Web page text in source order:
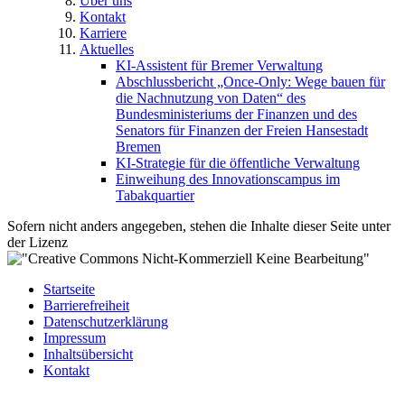
Kontakt
Karriere
Aktuelles
KI-Assistent für Bremer Verwaltung
Abschlussbericht „Once-Only: Wege bauen für
die Nachnutzung von Daten“ des
Bundesministeriums der Finanzen und des
Senators für Finanzen der Freien Hansestadt
Bremen
KI-Strategie für die öffentliche Verwaltung
Einweihung des Innovationscampus im
Tabakquartier
Sofern nicht anders angegeben, stehen die Inhalte dieser Seite unter
der Lizenz
Startseite
Barrierefreiheit
Datenschutzerklärung
Impressum
Inhaltsübersicht
Kontakt